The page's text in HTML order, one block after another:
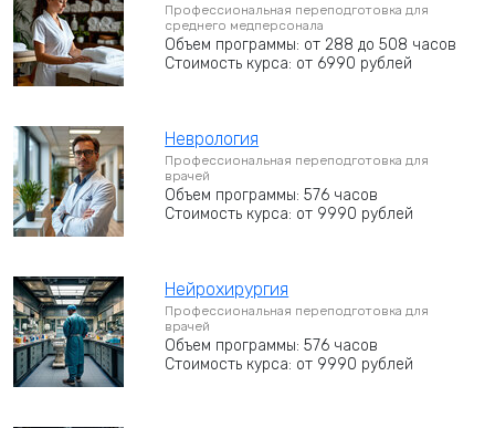
Профессиональная переподготовка для
среднего медперсонала
Объем программы: от 288 до 508 часов
Стоимость курса: от 6990 рублей
Неврология
Профессиональная переподготовка для
врачей
Объем программы: 576 часов
Стоимость курса: от 9990 рублей
Нейрохирургия
Профессиональная переподготовка для
врачей
Объем программы: 576 часов
Стоимость курса: от 9990 рублей